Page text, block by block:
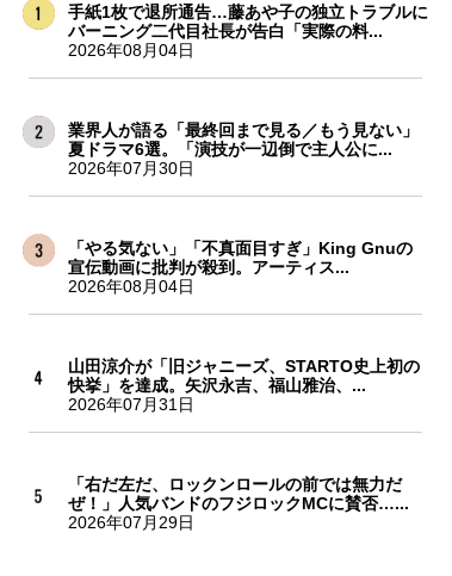
手紙1枚で退所通告…藤あや子の独立トラブルに
バーニング二代目社長が告白「実際の料...
2026年08月04日
業界人が語る「最終回まで見る／もう見ない」
夏ドラマ6選。「演技が一辺倒で主人公に...
2026年07月30日
「やる気ない」「不真面目すぎ」King Gnuの
宣伝動画に批判が殺到。アーティス...
2026年08月04日
山田涼介が「旧ジャニーズ、STARTO史上初の
快挙」を達成。矢沢永吉、福山雅治、...
2026年07月31日
「右だ左だ、ロックンロールの前では無力だ
ぜ！」人気バンドのフジロックMCに賛否…...
2026年07月29日